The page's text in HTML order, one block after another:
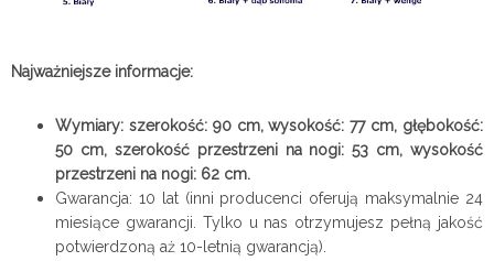
Najważniejsze informacje:
Wymiary: szerokość: 90 cm, wysokość: 77 cm, głębokość:
50 cm, szerokość przestrzeni na nogi: 53 cm, wysokość
przestrzeni na nogi: 62 cm.
Gwarancja: 10 lat (inni producenci oferują maksymalnie 24
miesiące gwarancji. Tylko u nas otrzymujesz pełną jakość
potwierdzoną aż 10-letnią gwarancją).